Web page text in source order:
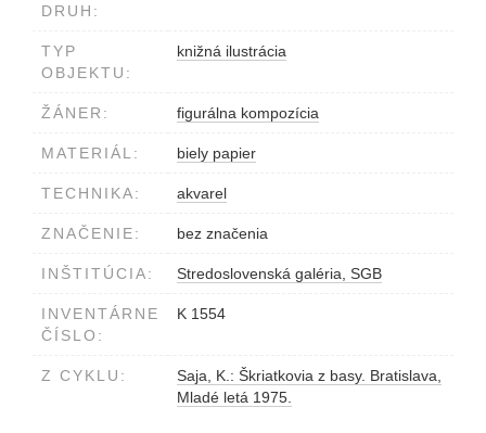
DRUH:
TYP
OBJEKTU:
knižná ilustrácia
ŽÁNER: figurálna kompozícia
MATERIÁL: biely papier
TECHNIKA: akvarel
ZNAČENIE: bez značenia
INŠTITÚCIA: Stredoslovenská galéria, SGB
INVENTÁRNE
ČÍSLO:
K 1554
Z CYKLU:
Saja, K.: Škriatkovia z basy. Bratislava,
Mladé letá 1975.